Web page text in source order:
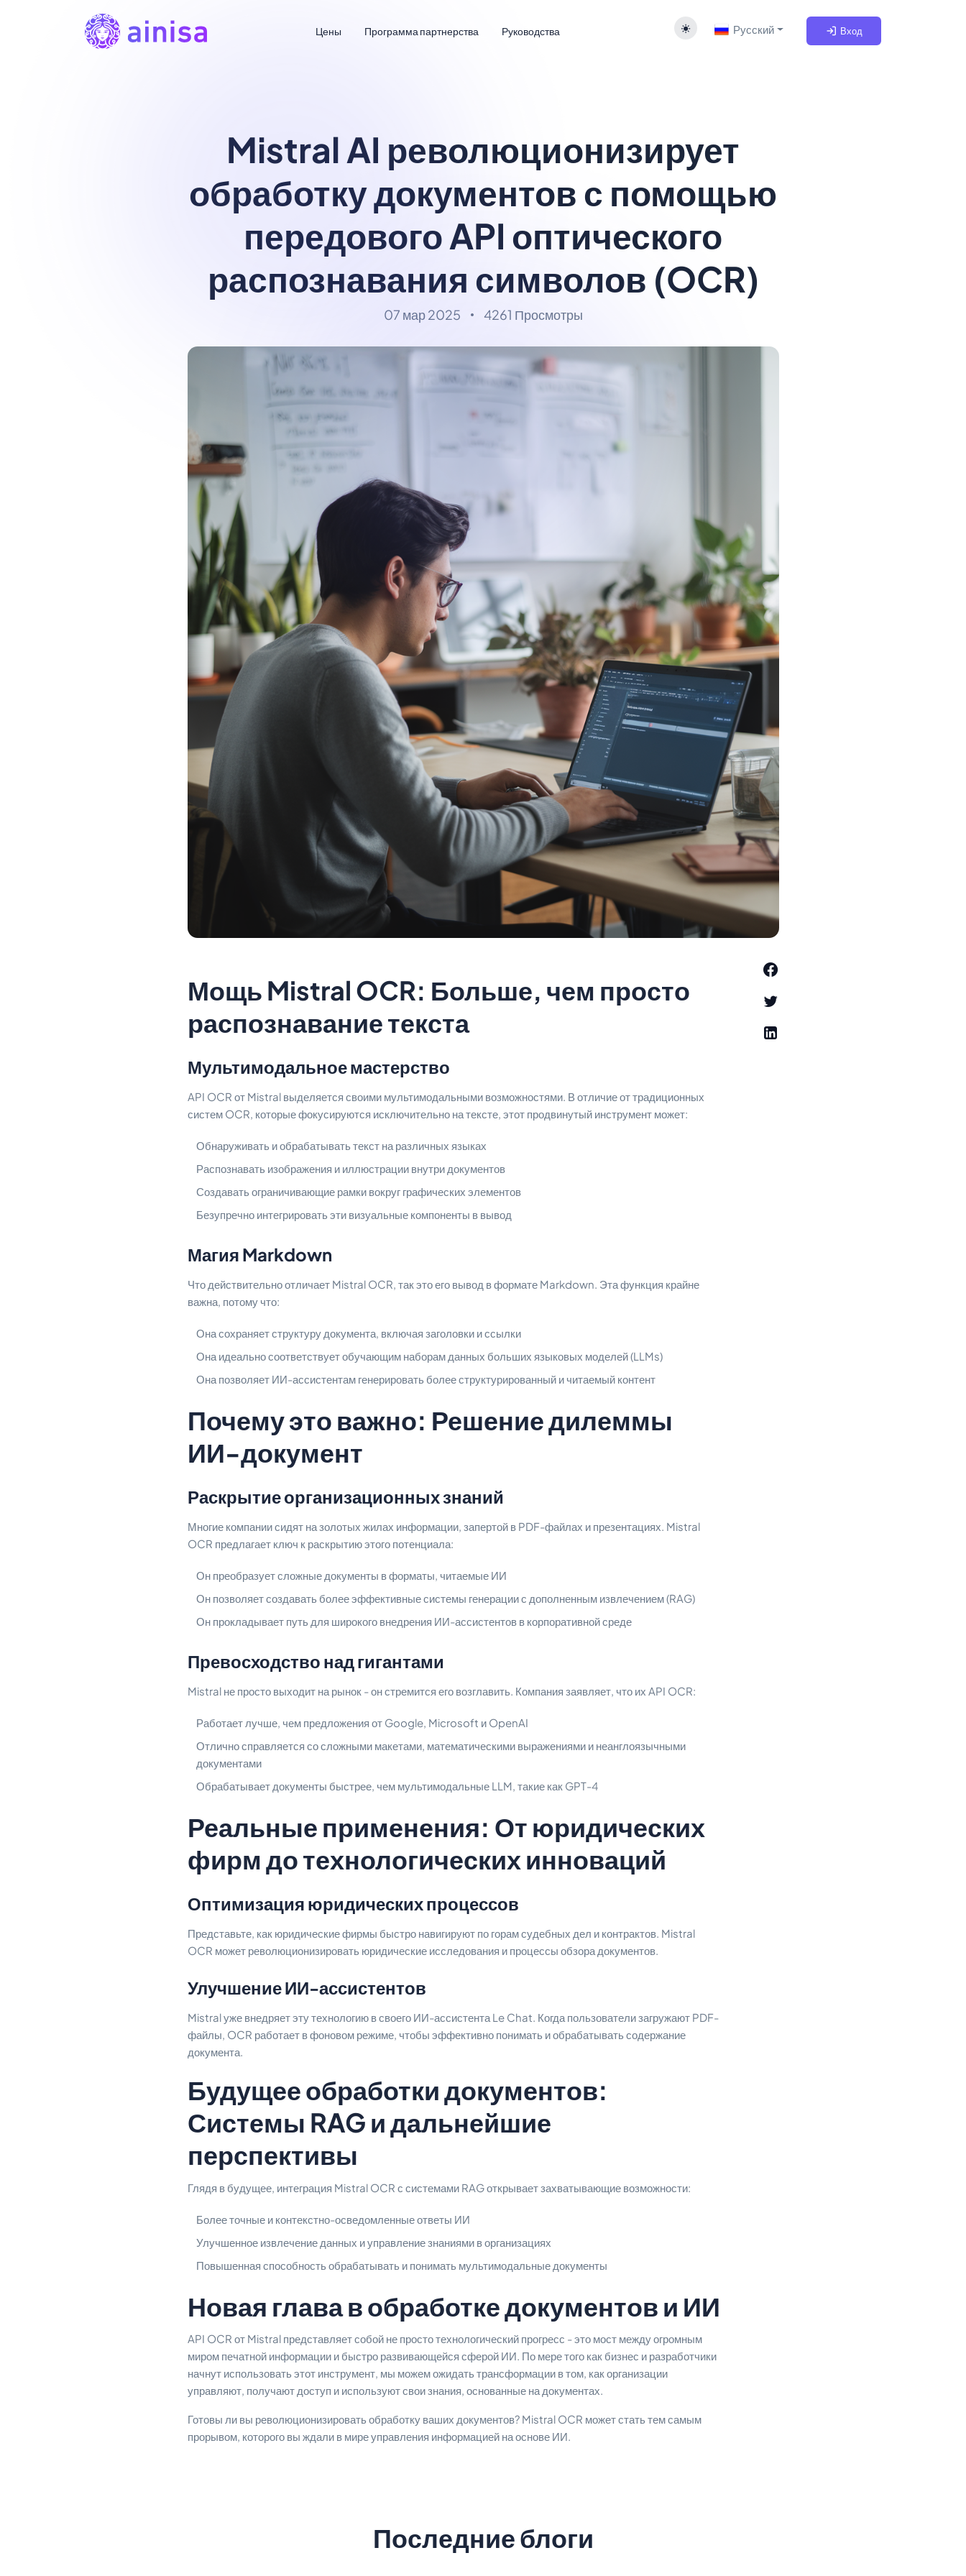
Цены Программа партнерства Руководства Вход
Русский
Mistral AI революционизирует
обработку документов с помощью
передового API оптического
распознавания символов (OCR)
07 мар 2025 4261 Просмотры
Мощь Mistral OCR: Больше, чем просто
распознавание текста
Мультимодальное мастерство
API OCR от Mistral выделяется своими мультимодальными возможностями. В отличие от традиционных
систем OCR, которые фокусируются исключительно на тексте, этот продвинутый инструмент может:
Обнаруживать и обрабатывать текст на различных языках
Распознавать изображения и иллюстрации внутри документов
Создавать ограничивающие рамки вокруг графических элементов
Безупречно интегрировать эти визуальные компоненты в вывод
Магия Markdown
Что действительно отличает Mistral OCR, так это его вывод в формате Markdown. Эта функция крайне
важна, потому что:
Она сохраняет структуру документа, включая заголовки и ссылки
Она идеально соответствует обучающим наборам данных больших языковых моделей (LLMs)
Она позволяет ИИ-ассистентам генерировать более структурированный и читаемый контент
Почему это важно: Решение дилеммы
ИИ-документ
Раскрытие организационных знаний
Многие компании сидят на золотых жилах информации, запертой в PDF-файлах и презентациях. Mistral
OCR предлагает ключ к раскрытию этого потенциала:
Он преобразует сложные документы в форматы, читаемые ИИ
Он позволяет создавать более эффективные системы генерации с дополненным извлечением (RAG)
Он прокладывает путь для широкого внедрения ИИ-ассистентов в корпоративной среде
Превосходство над гигантами
Mistral не просто выходит на рынок - он стремится его возглавить. Компания заявляет, что их API OCR:
Работает лучше, чем предложения от Google, Microsoft и OpenAI
Отлично справляется со сложными макетами, математическими выражениями и неанглоязычными
документами
Обрабатывает документы быстрее, чем мультимодальные LLM, такие как GPT-4
Реальные применения: От юридических
фирм до технологических инноваций
Оптимизация юридических процессов
Представьте, как юридические фирмы быстро навигируют по горам судебных дел и контрактов. Mistral
OCR может революционизировать юридические исследования и процессы обзора документов.
Улучшение ИИ-ассистентов
Mistral уже внедряет эту технологию в своего ИИ-ассистента Le Chat. Когда пользователи загружают PDF-
файлы, OCR работает в фоновом режиме, чтобы эффективно понимать и обрабатывать содержание
документа.
Будущее обработки документов:
Системы RAG и дальнейшие
перспективы
Глядя в будущее, интеграция Mistral OCR с системами RAG открывает захватывающие возможности:
Более точные и контекстно-осведомленные ответы ИИ
Улучшенное извлечение данных и управление знаниями в организациях
Повышенная способность обрабатывать и понимать мультимодальные документы
Новая глава в обработке документов и ИИ
API OCR от Mistral представляет собой не просто технологический прогресс - это мост между огромным
миром печатной информации и быстро развивающейся сферой ИИ. По мере того как бизнес и разработчики
начнут использовать этот инструмент, мы можем ожидать трансформации в том, как организации
управляют, получают доступ и используют свои знания, основанные на документах.
Готовы ли вы революционизировать обработку ваших документов? Mistral OCR может стать тем самым
прорывом, которого вы ждали в мире управления информацией на основе ИИ.
Последние блоги